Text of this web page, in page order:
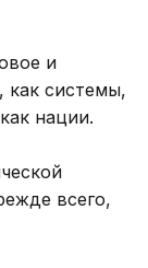
и
как системы,
нации.
всего,